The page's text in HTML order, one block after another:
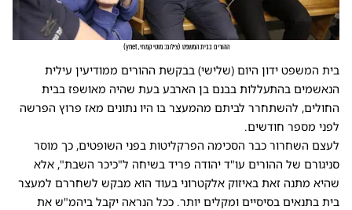
ההורים בבית המשפט (צילום: מוטי קמחי, ynet )
בית המשפט ידון היום (שלישי) בבקשת ההורים ממודיעין עילית
הנאשמים בהתעללות בבנם בן הארבע בעת שהיה מאושפז בבית
החולים, להשתחרר לביתם מהמעצר בו היו נתונים מאז פרוץ הפרשה
לפני מספר חודשים.
לעצם השחרור כבר הסכימה הפרקליטות בפני השופטים, כך מוסר
סניגורם של ההורים עו"ד יהודה פריד בשיחה ל"כיכר השבת", אלא
שהיא מתנה זאת באיזוק אלקטרוני בעוד הוא מבקש לשחררם למעצר
בית בתנאים בסיסיים ומקלים יותר. ככל הנראה יקבל ביהמ"ש את